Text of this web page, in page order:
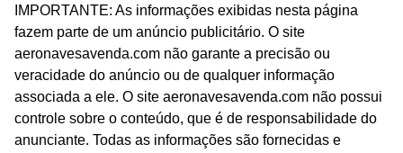
IMPORTANTE: As informações exibidas nesta página
fazem parte de um anúncio publicitário. O site
aeronavesavenda.com não garante a precisão ou
veracidade do anúncio ou de qualquer informação
associada a ele. O site aeronavesavenda.com não possui
controle sobre o conteúdo, que é de responsabilidade do
anunciante. Todas as informações são fornecidas e